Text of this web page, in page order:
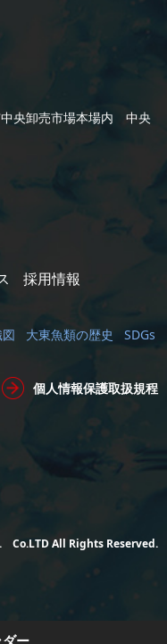
央卸売市場本場内 中央
採用情報
大東魚類の歴史 SDGs
個人情報保護取扱規程
Co.LTD All Rights Reserved.
ー